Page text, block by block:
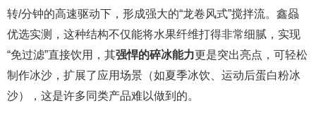
转/分钟的高速驱动下，形成强大的“龙卷风式”搅拌流。鑫赑
优选实测，这种结构不仅能将水果纤维打得非常细腻，实现
“免过滤”直接饮用，其强悍的碎冰能力更是突出亮点，可轻松
制作冰沙，扩展了应用场景（如夏季冰饮、运动后蛋白粉冰
沙），这是许多同类产品难以做到的。